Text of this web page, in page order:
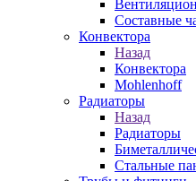
Составные
Конвектора
Назад
Конвектора
Mohlenhoff
Радиаторы
Назад
Радиаторы
Стальные